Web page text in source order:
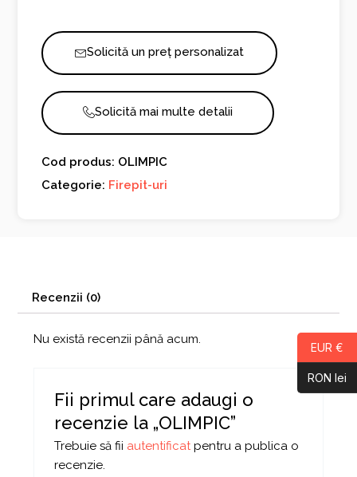
Solicită un preț personalizat
Solicită mai multe detalii
Cod produs: OLIMPIC
Categorie: Firepit-uri
Recenzii (0)
Nu există recenzii până acum.
Fii primul care adaugi o
recenzie la „OLIMPIC”
Trebuie să fii autentificatpentru a publica o
recenzie.
EUR €
RON lei